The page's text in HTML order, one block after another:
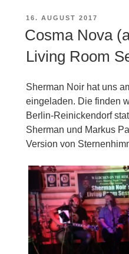
VERÖFFENTLICHT
16. AUGUST 2017
Cosma Nova
Living Room
Sherman Noir hat uns
eingeladen. Die finden
Berlin-Reinickendorf
Sherman und Markus
Version von